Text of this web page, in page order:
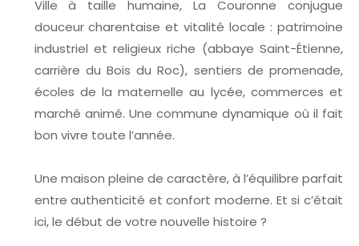
Ville à taille humaine, La Couronne conjugue
douceur charentaise et vitalité locale : patrimoine
industriel et religieux riche (abbaye Saint-Étienne,
carrière du Bois du Roc), sentiers de promenade,
écoles de la maternelle au lycée, commerces et
marché animé. Une commune dynamique où il fait
bon vivre toute l’année.
Une maison pleine de caractère, à l’équilibre parfait
entre authenticité et confort moderne. Et si c’était
ici, le début de votre nouvelle histoire ?